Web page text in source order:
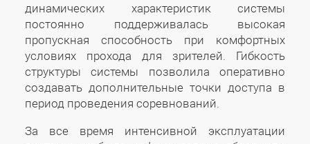
динамических характеристик системы
постоянно поддерживалась высокая
пропускная способность при комфортных
условиях прохода для зрителей. Гибкость
структуры системы позволила оперативно
создавать дополнительные точки доступа в
период проведения соревнований.
За все время интенсивной эксплуатации